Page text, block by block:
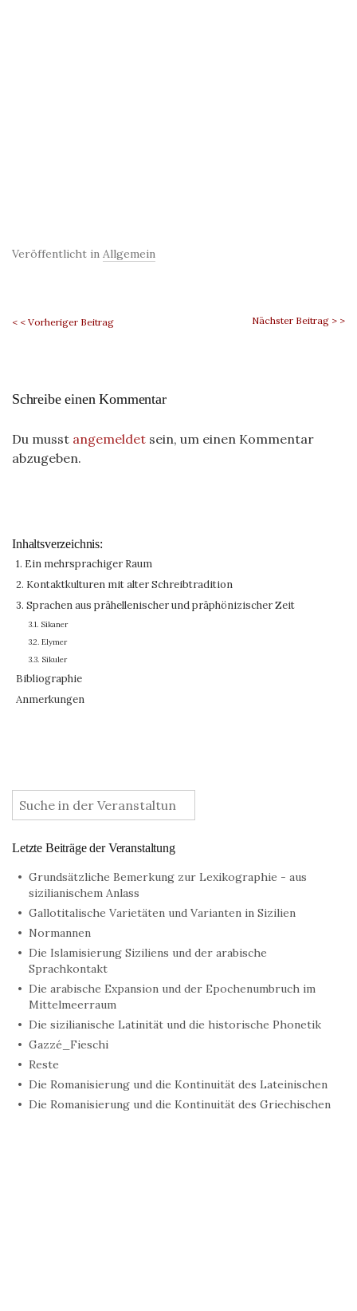
Veröffentlicht in Allgemein
< < Vorheriger Beitrag Nächster Beitrag > >
Schreibe einen Kommentar
Du musst angemeldet sein, um einen Kommentar
abzugeben.
Inhaltsverzeichnis:
1. Ein mehrsprachiger Raum
2. Kontaktkulturen mit alter Schreibtradition
3. Sprachen aus prähellenischer und präphönizischer Zeit
3.1. Sikaner
3.2. Elymer
3.3. Sikuler
Bibliographie
Anmerkungen
:
Letzte Beiträge der Veranstaltung
Grundsätzliche Bemerkung zur Lexikographie - aus
sizilianischem Anlass
Gallotitalische Varietäten und Varianten in Sizilien
Normannen
Die Islamisierung Siziliens und der arabische
Sprachkontakt
Die arabische Expansion und der Epochenumbruch im
Mittelmeerraum
Die sizilianische Latinität und die historische Phonetik
Gazzé_Fieschi
Reste
Die Romanisierung und die Kontinuität des Lateinischen
Die Romanisierung und die Kontinuität des Griechischen